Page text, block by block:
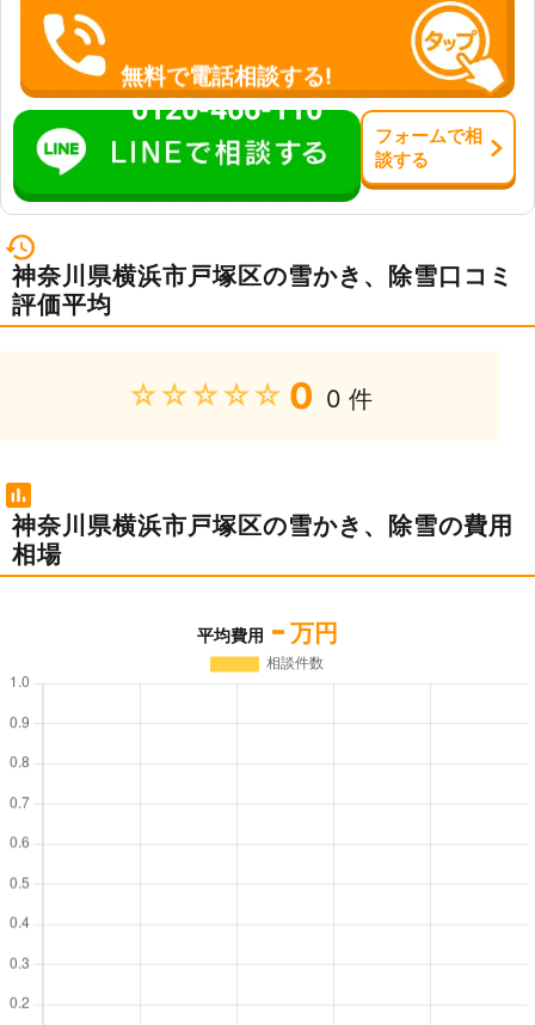
無料で電話相談する!
0120-466-110
フォームで相
談する
神奈川県横浜市戸塚区の雪かき、除雪口コミ
評価平均
★★★★★ 0 0 件
神奈川県横浜市戸塚区の雪かき、除雪の費用
相場
平均費用 - 万円